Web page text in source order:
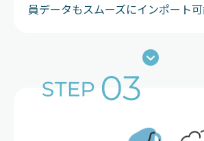
員データもスムーズにインポート可